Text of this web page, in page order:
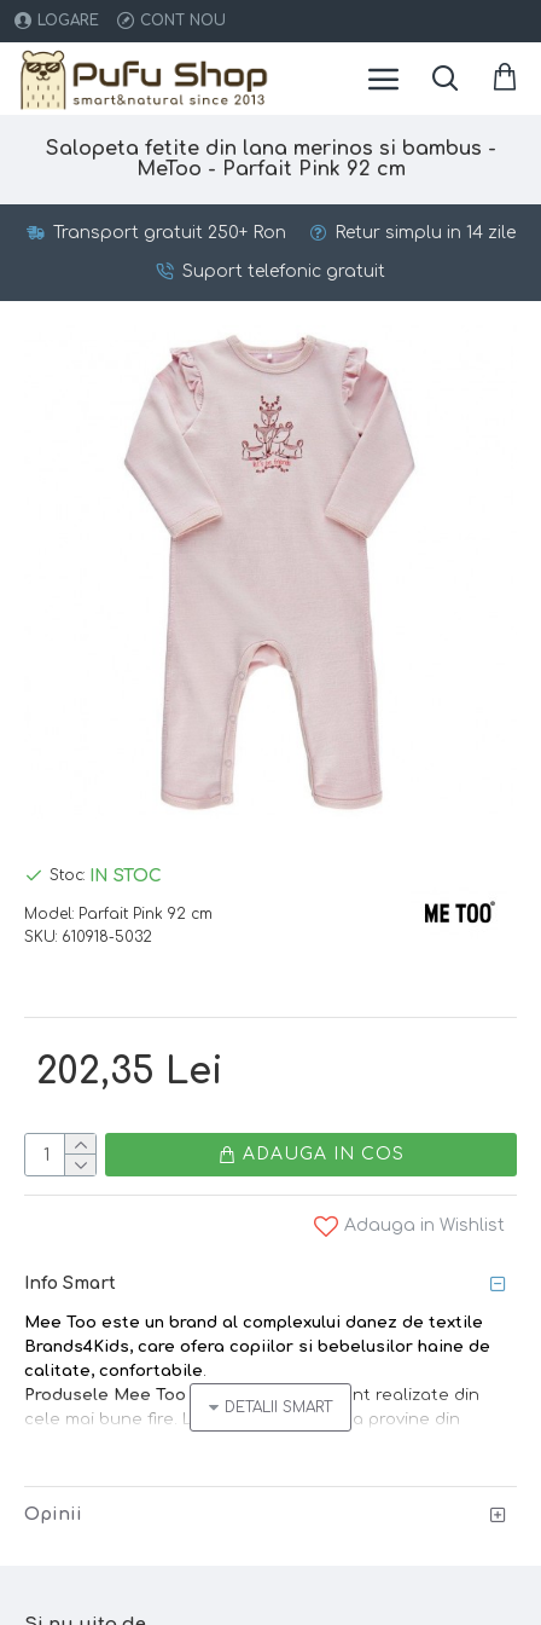
LOGARE CONT NOU
Salopeta fetite din lana merinos si bambus -
MeToo - Parfait Pink 92 cm
Transport gratuit 250+ Ron Retur simplu in 14 zile
Suport telefonic gratuit
202,35 Lei
Stoc: IN STOC
Model: Parfait Pink 92 cm
SKU: 610918-5032
ADAUGA IN COS
Adauga in Wishlist
Info Smart
Mee Too este un brand al complexului danez de textile
Brands4Kids, care ofera copiilor si bebelusilor haine de
calitate, confortabile.
Produsele Mee Too din lana merinos
sunt realizate din
cele mai bune fire. Lana merinos folosita provine din
Hainele din lanasunt perfecte pentru orice sezon
datorita modului unic prin care regleaza fluctuatiile de
ajuns.
Opinii